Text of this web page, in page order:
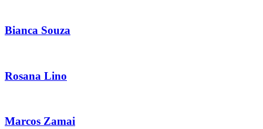
Bianca Souza
Rosana Lino
Marcos Zamai